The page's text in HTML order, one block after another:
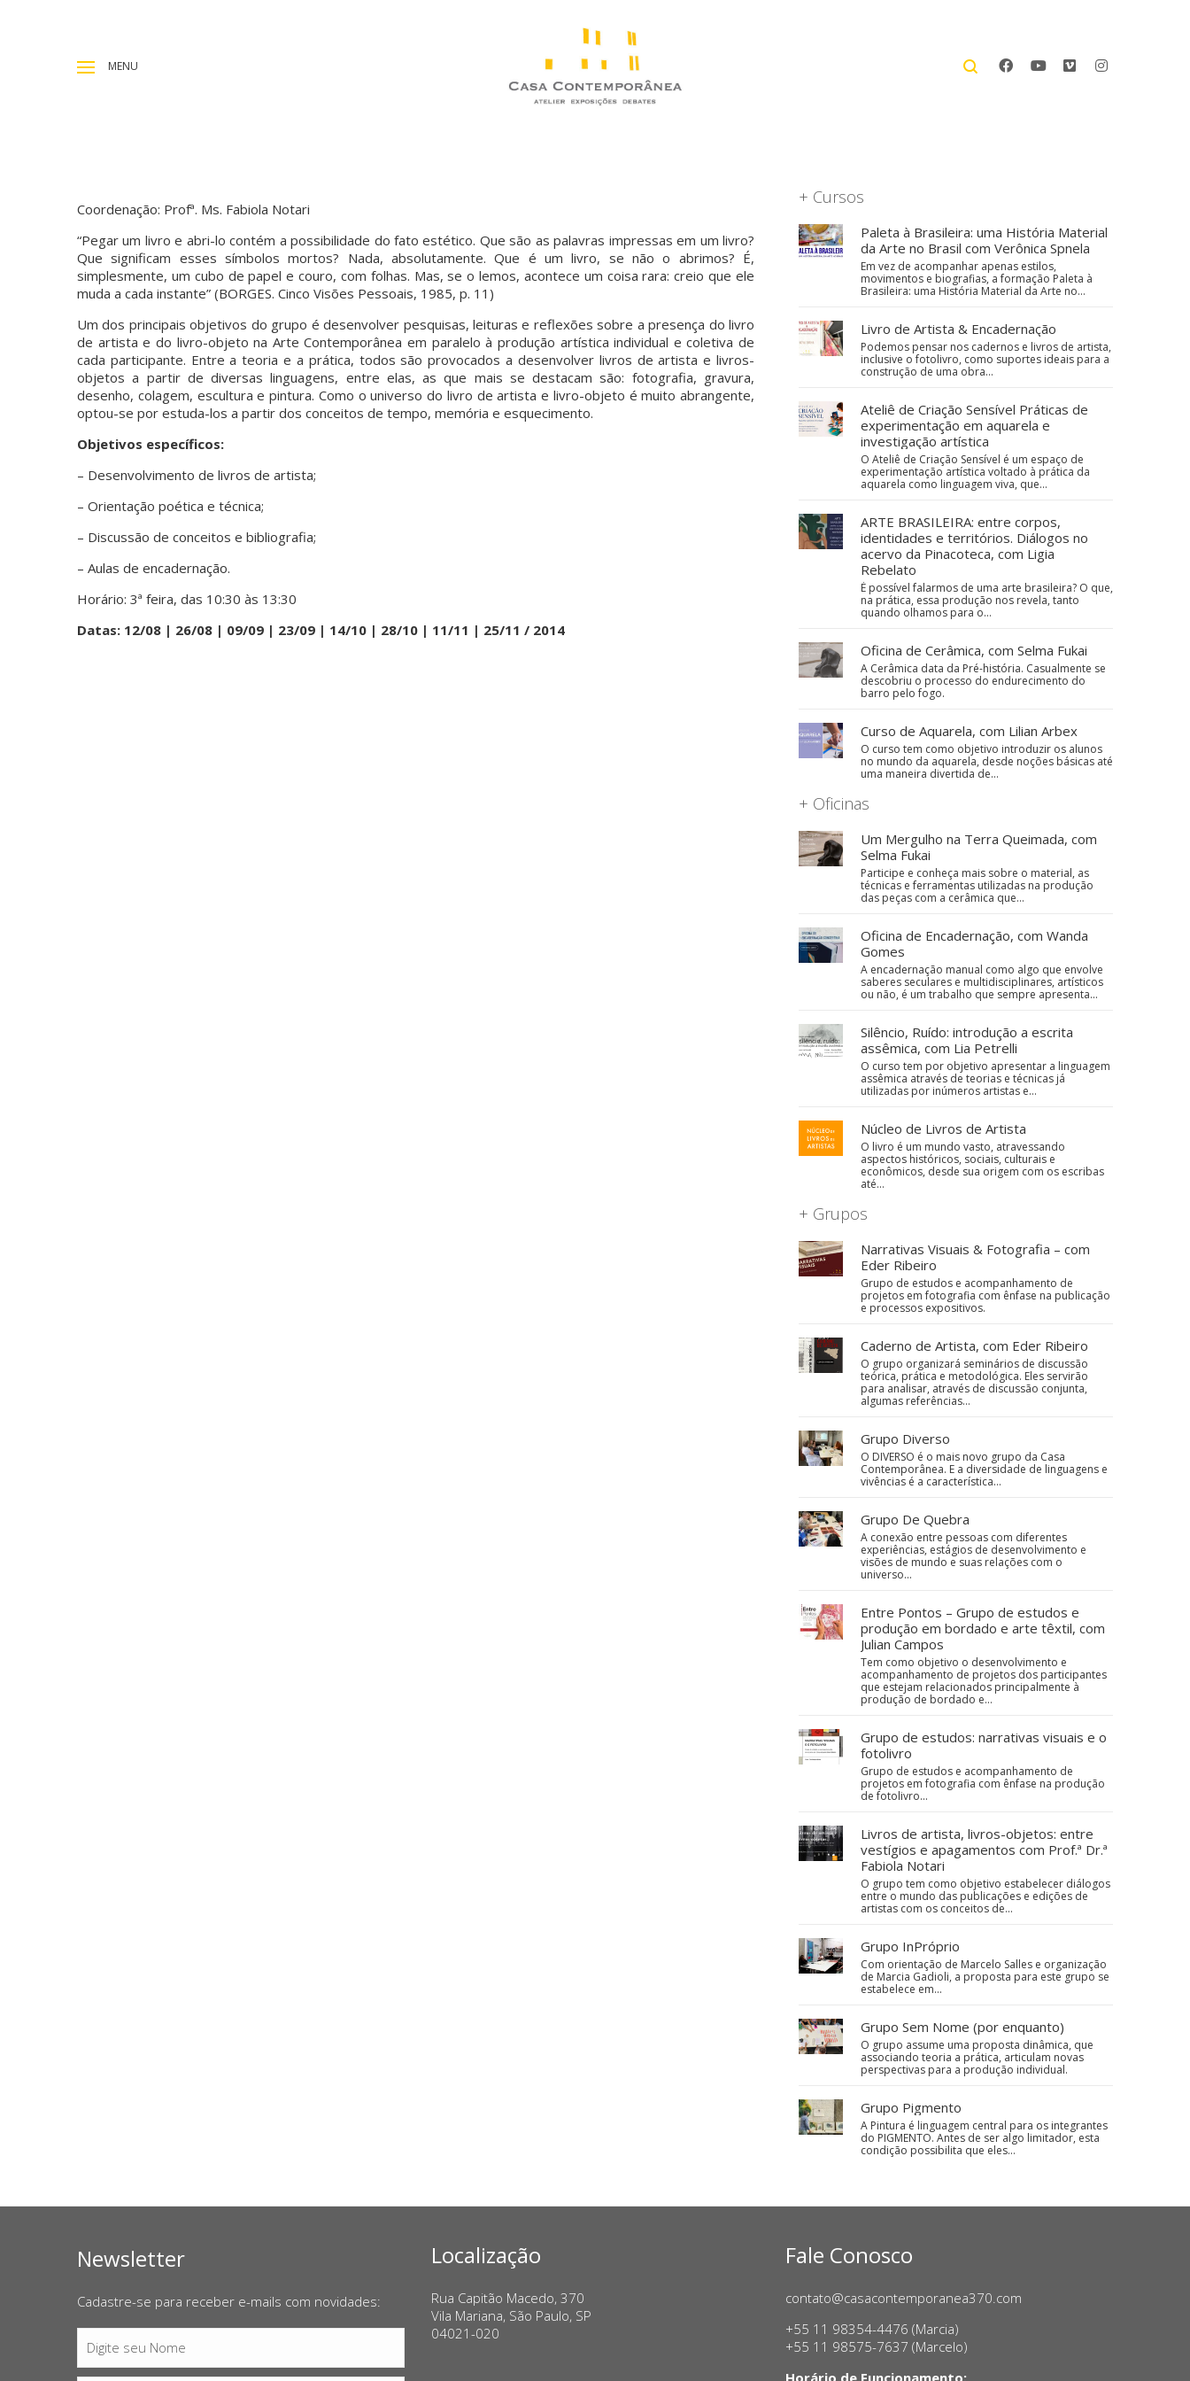
MENU
Coordenação: Profª. Ms. Fabiola Notari
“Pegar um livro e abri-lo contém a possibilidade do fato estético. Que são as palavras impressas em um livro?
Que significam esses símbolos mortos? Nada, absolutamente. Que é um livro, se não o abrimos? É,
simplesmente, um cubo de papel e couro, com folhas. Mas, se o lemos, acontece um coisa rara: creio que ele
muda a cada instante” (BORGES. Cinco Visões Pessoais, 1985, p. 11)
Um dos principais objetivos do grupo é desenvolver pesquisas, leituras e reflexões sobre a presença do livro
de artista e do livro-objeto na Arte Contemporânea em paralelo à produção artística individual e coletiva de
cada participante. Entre a teoria e a prática, todos são provocados a desenvolver livros de artista e livros-
objetos a partir de diversas linguagens, entre elas, as que mais se destacam são: fotografia, gravura,
desenho, colagem, escultura e pintura. Como o universo do livro de artista e livro-objeto é muito abrangente,
optou-se por estuda-los a partir dos conceitos de tempo, memória e esquecimento.
Objetivos específicos:
– Desenvolvimento de livros de artista;
– Orientação poética e técnica;
– Discussão de conceitos e bibliografia;
– Aulas de encadernação.
Horário: 3ª feira, das 10:30 às 13:30
Datas: 12/08 | 26/08 | 09/09 | 23/09 | 14/10 | 28/10 | 11/11 | 25/11 / 2014
+ Cursos
Paleta à Brasileira: uma História Material
da Arte no Brasil com Verônica Spnela
Em vez de acompanhar apenas estilos,
movimentos e biografias, a formação Paleta à
Brasileira: uma História Material da Arte no…
Livro de Artista & Encadernação
Podemos pensar nos cadernos e livros de artista,
inclusive o fotolivro, como suportes ideais para a
construção de uma obra…
Ateliê de Criação Sensível Práticas de
experimentação em aquarela e
investigação artística
O Ateliê de Criação Sensível é um espaço de
experimentação artística voltado à prática da
aquarela como linguagem viva, que…
ARTE BRASILEIRA: entre corpos,
identidades e territórios. Diálogos no
acervo da Pinacoteca, com Ligia
Rebelato
É possível falarmos de uma arte brasileira? O que,
na prática, essa produção nos revela, tanto
quando olhamos para o…
Oficina de Cerâmica, com Selma Fukai
A Cerâmica data da Pré-história. Casualmente se
descobriu o processo do endurecimento do
barro pelo fogo.
Curso de Aquarela, com Lilian Arbex
O curso tem como objetivo introduzir os alunos
no mundo da aquarela, desde noções básicas até
uma maneira divertida de…
+ Oficinas
Um Mergulho na Terra Queimada, com
Selma Fukai
Participe e conheça mais sobre o material, as
técnicas e ferramentas utilizadas na produção
das peças com a cerâmica que…
Oficina de Encadernação, com Wanda
Gomes
A encadernação manual como algo que envolve
saberes seculares e multidisciplinares, artísticos
ou não, é um trabalho que sempre apresenta…
Silêncio, Ruído: introdução a escrita
assêmica, com Lia Petrelli
O curso tem por objetivo apresentar a linguagem
assêmica através de teorias e técnicas já
utilizadas por inúmeros artistas e…
Núcleo de Livros de Artista
O livro é um mundo vasto, atravessando
aspectos históricos, sociais, culturais e
econômicos, desde sua origem com os escribas
até…
+ Grupos
Narrativas Visuais & Fotografia – com
Eder Ribeiro
Grupo de estudos e acompanhamento de
projetos em fotografia com ênfase na publicação
e processos expositivos.
Caderno de Artista, com Eder Ribeiro
O grupo organizará seminários de discussão
teórica, prática e metodológica. Eles servirão
para analisar, através de discussão conjunta,
algumas referências…
Grupo Diverso
O DIVERSO é o mais novo grupo da Casa
Contemporânea. E a diversidade de linguagens e
vivências é a característica…
Grupo De Quebra
A conexão entre pessoas com diferentes
experiências, estágios de desenvolvimento e
visões de mundo e suas relações com o
universo…
Entre Pontos – Grupo de estudos e
produção em bordado e arte têxtil, com
Julian Campos
Tem como objetivo o desenvolvimento e
acompanhamento de projetos dos participantes
que estejam relacionados principalmente à
produção de bordado e…
Grupo de estudos: narrativas visuais e o
fotolivro
Grupo de estudos e acompanhamento de
projetos em fotografia com ênfase na produção
de fotolivro...
Livros de artista, livros-objetos: entre
vestígios e apagamentos com Prof.ª Dr.ª
Fabiola Notari
O grupo tem como objetivo estabelecer diálogos
entre o mundo das publicações e edições de
artistas com os conceitos de…
Grupo InPróprio
Com orientação de Marcelo Salles e organização
de Marcia Gadioli, a proposta para este grupo se
estabelece em…
Grupo Sem Nome (por enquanto)
O grupo assume uma proposta dinâmica, que
associando teoria a prática, articulam novas
perspectivas para a produção individual.
Grupo Pigmento
A Pintura é linguagem central para os integrantes
do PIGMENTO. Antes de ser algo limitador, esta
condição possibilita que eles…
Newsletter
Cadastre-se para receber e-mails com novidades:
Nome
Digite seu Nome
Localização
Rua Capitão Macedo, 370
Vila Mariana, São Paulo, SP
04021-020
Fale Conosco
contato@casacontemporanea370.com
+55 11 98354-4476 (Marcia)
+55 11 98575-7637 (Marcelo)
Horário de Funcionamento: